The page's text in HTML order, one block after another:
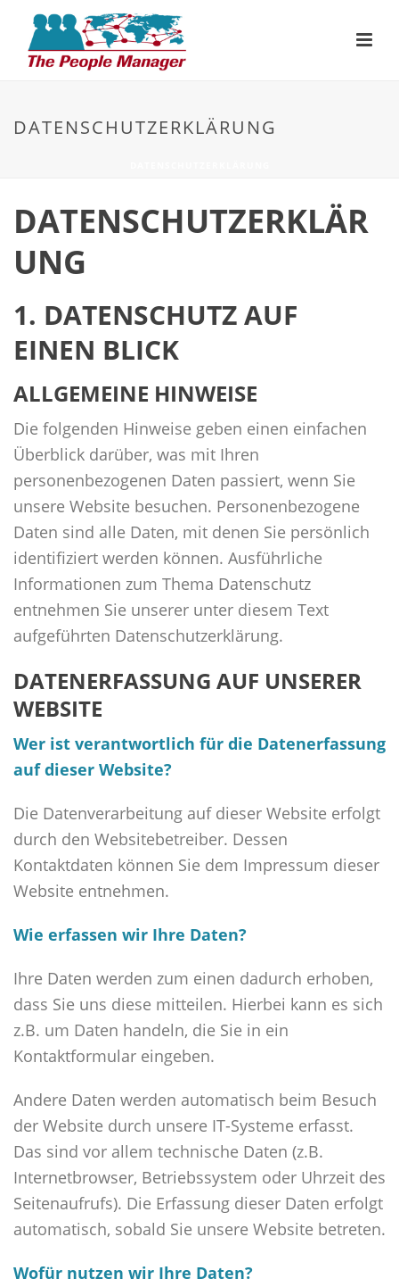
DATENSCHUTZERKLÄRUNG
DATENSCHUTZERKLÄR
UNG
1. DATENSCHUTZ AUF
EINEN BLICK
ALLGEMEINE HINWEISE
Die folgenden Hinweise geben einen einfachen
Überblick darüber, was mit Ihren
personenbezogenen Daten passiert, wenn Sie
unsere Website besuchen. Personenbezogene
Daten sind alle Daten, mit denen Sie persönlich
identifiziert werden können. Ausführliche
Informationen zum Thema Datenschutz
entnehmen Sie unserer unter diesem Text
aufgeführten Datenschutzerklärung.
DATENERFASSUNG AUF UNSERER
WEBSITE
Wer ist verantwortlich für die Datenerfassung
auf dieser Website?
Die Datenverarbeitung auf dieser Website erfolgt
durch den Websitebetreiber. Dessen
Kontaktdaten können Sie dem Impressum dieser
Website entnehmen.
Wie erfassen wir Ihre Daten?
Ihre Daten werden zum einen dadurch erhoben,
dass Sie uns diese mitteilen. Hierbei kann es sich
z.B. um Daten handeln, die Sie in ein
Kontaktformular eingeben.
Andere Daten werden automatisch beim Besuch
der Website durch unsere IT-Systeme erfasst.
Das sind vor allem technische Daten (z.B.
Internetbrowser, Betriebssystem oder Uhrzeit des
Seitenaufrufs). Die Erfassung dieser Daten erfolgt
automatisch, sobald Sie unsere Website betreten.
Wofür nutzen wir Ihre Daten?